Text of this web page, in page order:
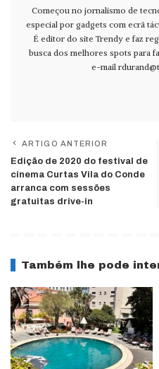
Começou no jornalismo de
especial por gadgets com ecrã
É editor do site Trendy e faz
busca dos melhores spots para
e-mail
ARTIGO ANTERIOR
Edição de 2020 do festival de
cinema Curtas Vila do Conde
arranca com sessões
gratuitas drive-in
Também lhe pode